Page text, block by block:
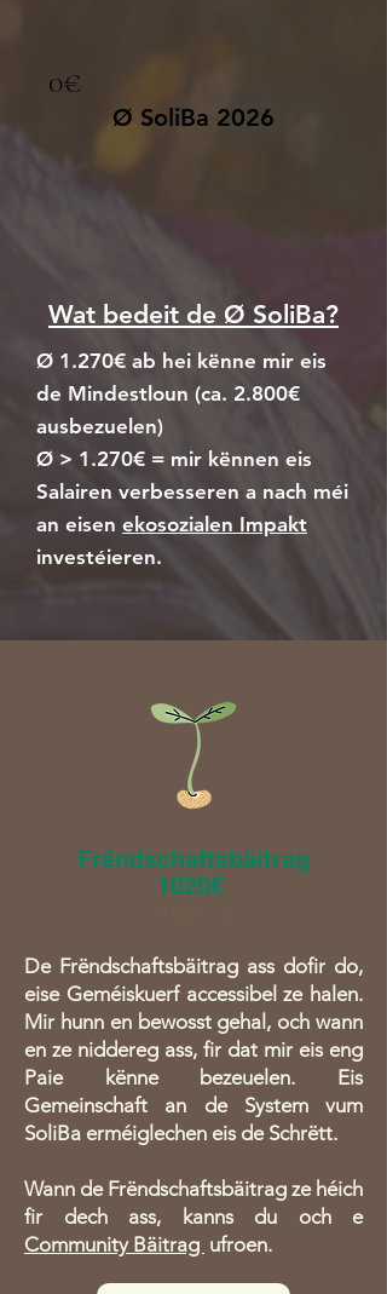
Ø SoliBa 2026
0€
Wat bedeit de Ø SoliBa?
Ø 1.270€ ab hei kënne mir eis
de Mindestloun (ca. 2.800€
ausbezuelen)
Ø > 1.270€ = mir kënnen eis
Salairen verbesseren a nach méi
an eisen ekosozialen Impakt
investéieren.
Frëndschaftsbäitrag
1020€
De Frëndschaftsbäitrag ass dofir do,
eise Geméiskuerf accessibel ze halen.
Mir hunn en bewosst gehal, och wann
en ze niddereg ass, fir dat mir eis eng
Paie kënne bezeuelen. Eis
Gemeinschaft an de System vum
SoliBa erméiglechen eis de Schrëtt.
Wann de Frëndschaftsbäitrag ze héich
fir dech ass, kanns du och e
Community Bäitrag ufroen.